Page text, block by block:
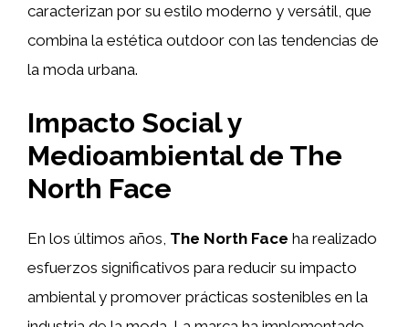
caracterizan por su estilo moderno y versátil, que
combina la estética outdoor con las tendencias de
la moda urbana.
Impacto Social y
Medioambiental de The
North Face
En los últimos años, The North Face ha realizado
esfuerzos significativos para reducir su impacto
ambiental y promover prácticas sostenibles en la